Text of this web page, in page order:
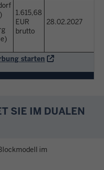
1.615,68
EUR
brutto
28.02.2027
starten
SIE IM DUALEN
im